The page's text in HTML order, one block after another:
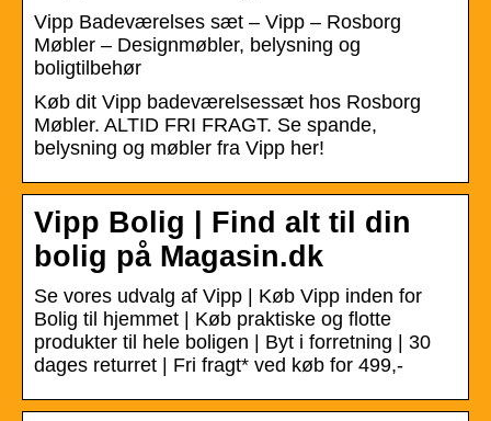
Vipp Badeværelses sæt – Vipp – Rosborg
Møbler – Designmøbler, belysning og
boligtilbehør
Køb dit Vipp badeværelsessæt hos Rosborg
Møbler. ALTID FRI FRAGT. Se spande,
belysning og møbler fra Vipp her!
Vipp Bolig | Find alt til din
bolig på Magasin.dk
Se vores udvalg af Vipp | Køb Vipp inden for
Bolig til hjemmet | Køb praktiske og flotte
produkter til hele boligen | Byt i forretning | 30
dages returret | Fri fragt* ved køb for 499,-